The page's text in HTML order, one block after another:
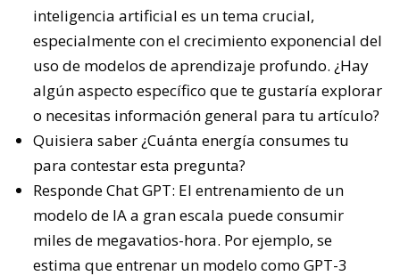
inteligencia artificial es un tema crucial,
especialmente con el crecimiento exponencial del
uso de modelos de aprendizaje profundo. ¿Hay
algún aspecto específico que te gustaría explorar
o necesitas información general para tu artículo?
Quisiera saber ¿Cuánta energía consumes tu
para contestar esta pregunta?
Responde Chat GPT: El entrenamiento de un
modelo de IA a gran escala puede consumir
miles de megavatios-hora. Por ejemplo, se
estima que entrenar un modelo como GPT-3